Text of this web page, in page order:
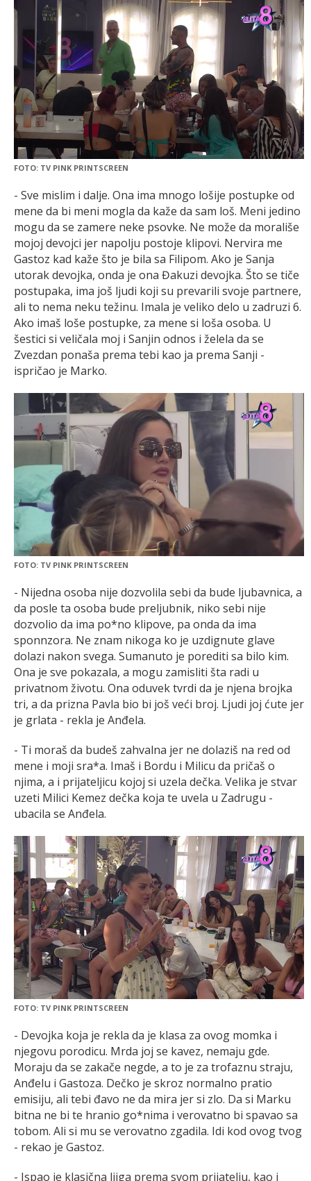
FOTO: TV PINK PRINTSCREEN
- Sve mislim i dalje. Ona ima mnogo lošije postupke od
mene da bi meni mogla da kaže da sam loš. Meni jedino
mogu da se zamere neke psovke. Ne može da morališe
mojoj devojci jer napolju postoje klipovi. Nervira me
Gastoz kad kaže što je bila sa Filipom. Ako je Sanja
utorak devojka, onda je ona Đakuzi devojka. Što se tiče
postupaka, ima još ljudi koji su prevarili svoje partnere,
ali to nema neku težinu. Imala je veliko delo u zadruzi 6.
Ako imaš loše postupke, za mene si loša osoba. U
šestici si veličala moj i Sanjin odnos i želela da se
Zvezdan ponaša prema tebi kao ja prema Sanji -
ispričao je Marko.
FOTO: TV PINK PRINTSCREEN
- Nijedna osoba nije dozvolila sebi da bude ljubavnica, a
da posle ta osoba bude preljubnik, niko sebi nije
dozvolio da ima po*no klipove, pa onda da ima
sponnzora. Ne znam nikoga ko je uzdignute glave
dolazi nakon svega. Sumanuto je porediti sa bilo kim.
Ona je sve pokazala, a mogu zamisliti šta radi u
privatnom životu. Ona oduvek tvrdi da je njena brojka
tri, a da prizna Pavla bio bi još veći broj. Ljudi joj ćute jer
je grlata - rekla je Anđela.
- Ti moraš da budeš zahvalna jer ne dolaziš na red od
mene i moji sra*a. Imaš i Bordu i Milicu da pričaš o
njima, a i prijateljicu kojoj si uzela dečka. Velika je stvar
uzeti Milici Kemez dečka koja te uvela u Zadrugu -
ubacila se Anđela.
FOTO: TV PINK PRINTSCREEN
- Devojka koja je rekla da je klasa za ovog momka i
njegovu porodicu. Mrda joj se kavez, nemaju gde.
Moraju da se zakače negde, a to je za trofaznu straju,
Anđelu i Gastoza. Dečko je skroz normalno pratio
emisiju, ali tebi đavo ne da mira jer si zlo. Da si Marku
bitna ne bi te hranio go*nima i verovatno bi spavao sa
tobom. Ali si mu se verovatno zgadila. Idi kod ovog tvog
- rekao je Gastoz.
- Ispao je klasična ljiga prema svom prijatelju, kao i